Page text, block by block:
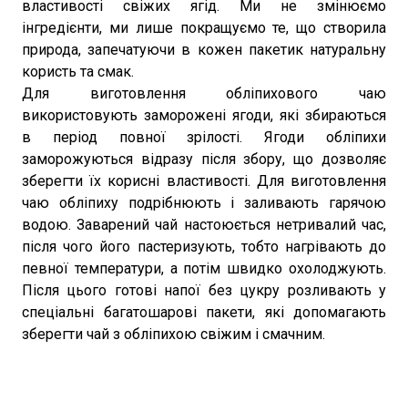
властивості свіжих ягід. Ми не змінюємо
інгредієнти, ми лише покращуємо те, що створила
природа, запечатуючи в кожен пакетик натуральну
користь та смак.
Для виготовлення обліпихового чаю
використовують заморожені ягоди, які збираються
в період повної зрілості. Ягоди обліпихи
заморожуються відразу після збору, що дозволяє
зберегти їх корисні властивості. Для виготовлення
чаю обліпиху подрібнюють і заливають гарячою
водою. Заварений чай настоюється нетривалий час,
після чого його пастеризують, тобто нагрівають до
певної температури, а потім швидко охолоджують.
Після цього готові напої без цукру розливають у
спеціальні багатошарові пакети, які допомагають
зберегти чай з обліпихою свіжим і смачним.